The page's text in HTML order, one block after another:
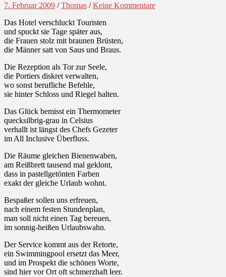
7. Februar 2009 /Thomas /Keine Kommentare
Das Hotel verschluckt Touristen
und spuckt sie Tage später aus,
die Frauen stolz mit braunen Brüsten,
die Männer satt von Saus und Braus.
Die Rezeption als Tor zur Seele,
die Portiers diskret verwalten,
wo sonst berufliche Befehle,
sie hinter Schloss und Riegel halten.
Das Glück bemisst ein Thermometer
quecksilbrig-grau in Celsius
verhallt ist längst des Chefs Gezeter
im All Inclusive Überfluss.
Die Räume gleichen Bienenwaben,
am Reißbrett tausend mal geklont,
dass in pastellgetönten Farben
exakt der gleiche Urlaub wohnt.
Bespaßer sollen uns erfreuen,
nach einem festen Stundenplan,
man soll nicht einen Tag bereuen,
im sonnig-heißen Urlaubswahn.
Der Service kommt aus der Retorte,
ein Swimmingpool ersetzt das Meer,
und im Prospekt die schönen Worte,
sind hier vor Ort oft schmerzhaft leer.